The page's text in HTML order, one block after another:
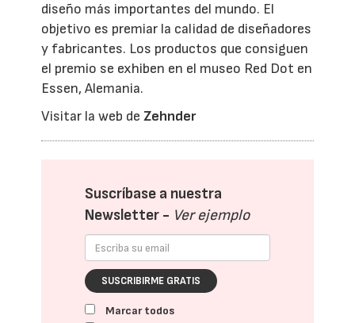
diseño más importantes del mundo. El
objetivo es premiar la calidad de diseñadores
y fabricantes. Los productos que consiguen
el premio se exhiben en el museo Red Dot en
Essen, Alemania.
Visitar la web deZehnder
Suscríbase a nuestra
Newsletter - Ver ejemplo
SUSCRIBIRME GRATIS
Marcar todos